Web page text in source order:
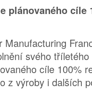
plánovaného cíle
Manufacturing
svého
cíle 100%
z výroby i dalších